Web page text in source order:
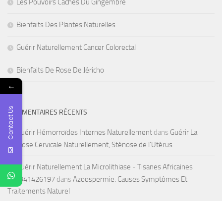
Les Pouvoirs Cachés Du Gingembre
Bienfaits Des Plantes Naturelles
Guérir Naturellement Cancer Colorectal
Bienfaits De Rose De Jéricho
COMMENTAIRES RÉCENTS
Guérir Hémorroïdes Internes Naturellement dans Guérir La
Sténose Cervicale Naturellement, Sténose de l’Utérus
Guérir Naturellement La Microlithiase - Tisanes Africaines
+22941426197 dans Azoospermie: Causes Symptômes Et
Traitements Naturel
←
Contact Us